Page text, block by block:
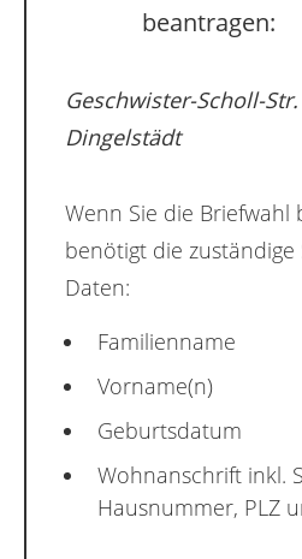
beantragen:
Geschwister-Scholl-
Dingelstädt
Wenn Sie die Briefwahl
benötigt die zuständige
Daten:
Familienname
Vorname(n)
Geburtsdatum
Wohnanschrift inkl.
Hausnummer, PLZ